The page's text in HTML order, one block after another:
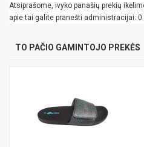
Atsiprašome, ivyko panašių prekių
apie tai galite pranešti administracijai: 0
TO PAČIO GAMINTOJO PREKĖS